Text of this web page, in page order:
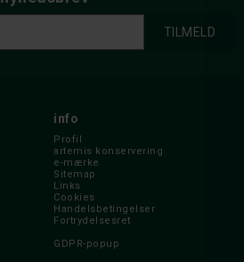
info
Profil
artemis konservering
e-mærke
Sitemap
Links
Cookies
Handelsbetingelser
Fortrydelsesret
GDPR-popup